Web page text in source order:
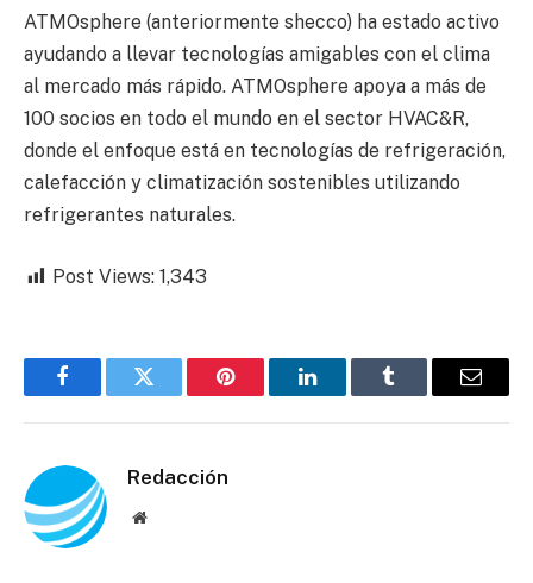
ATMOsphere (anteriormente shecco) ha estado activo
ayudando a llevar tecnologías amigables con el clima
al mercado más rápido. ATMOsphere apoya a más de
100 socios en todo el mundo en el sector HVAC&R,
donde el enfoque está en tecnologías de refrigeración,
calefacción y climatización sostenibles utilizando
refrigerantes naturales.
Post Views: 1,343
FacebookTwitter Pinterest LinkedInTumblr Email
Redacción
Website